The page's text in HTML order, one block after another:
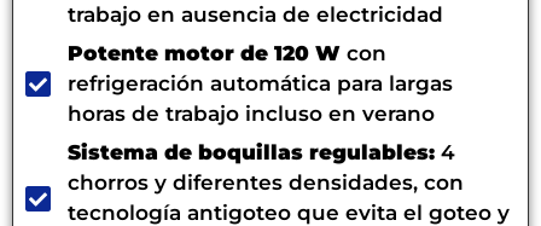
trabajo en ausencia de electricidad
Potente motor de 120 W con
refrigeración automática para largas
horas de trabajo incluso en verano
Sistema de boquillas regulables: 4
chorros y diferentes densidades, con
tecnología antigoteo que evita el goteo y